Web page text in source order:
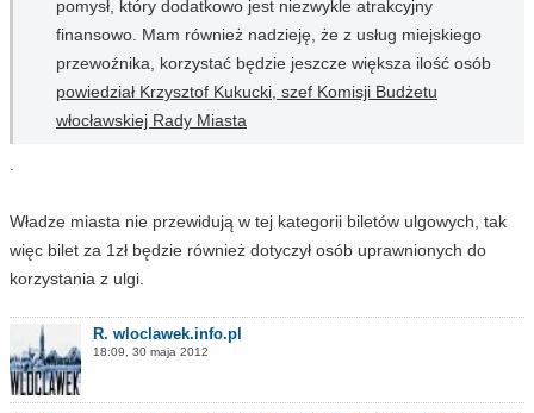
pomysł, który dodatkowo jest niezwykle atrakcyjny
finansowo. Mam również nadzieję, że z usług miejskiego
przewoźnika, korzystać będzie jeszcze większa ilość osób
powiedział Krzysztof Kukucki, szef Komisji Budżetu
włocławskiej Rady Miasta
Władze miasta nie przewidują w tej kategorii biletów ulgowych, tak
więc bilet za 1zł będzie również dotyczył osób uprawnionych do
korzystania z ulgi.
R. wloclawek.info.pl
18:09, 30 maja 2012